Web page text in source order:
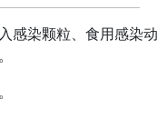
感染颗粒、食用感染动